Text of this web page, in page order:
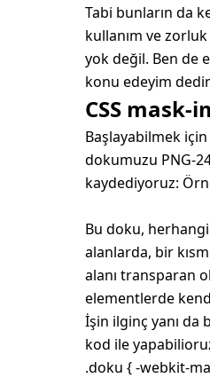
Tabi bunların da
kullanım ve
yok değil. Ben de
konu edeyim
CSS mask-
Başlayabilmek
dokumuzu PNG-
kaydediyoruz:
Bu doku,
alanlarda, bir
alanı transparan
elementlerde
İşin ilginç yanı da
kod ile
.doku { -webkit-